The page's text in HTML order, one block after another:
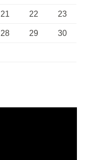
21 22 23
28 29 30